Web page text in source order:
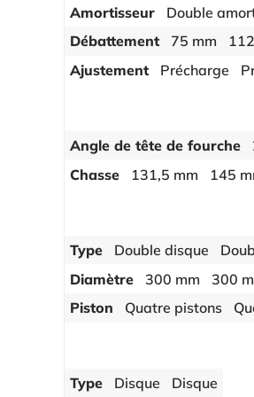
Amortisseur
Double
Débattement
75 mm
Ajustement
Précharge
Angle de tête de fourche
Chasse
131,5 mm 145
Type
Double disque
Diamètre
300 mm
300
Piston
Quatre pistons
Type
Disque
Disque